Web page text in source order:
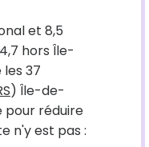
et 8,5
hors Île-
37
) Île-de-
pour réduire
n'y est pas :